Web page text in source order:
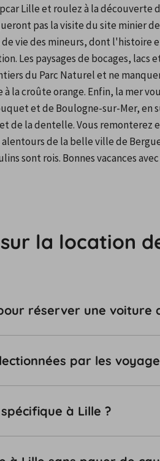
Lille et roulez à la découverte
pas la visite du site minier
vie des mineurs, dont l'histoire
Les paysages de bocages, lacs
du Parc Naturel et ne
la croûte orange. Enfin, la mer
et de Boulogne-sur-Mer, en
de la dentelle. Vous remonterez
de la belle ville de
sont rois. Bonnes vacances
la location
réserver une voiture
par les
à Lille ?